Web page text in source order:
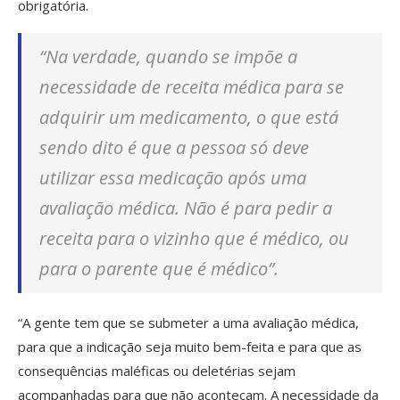
obrigatória.
“Na verdade, quando se impõe a
necessidade de receita médica para se
adquirir um medicamento, o que está
sendo dito é que a pessoa só deve
utilizar essa medicação após uma
avaliação médica. Não é para pedir a
receita para o vizinho que é médico, ou
para o parente que é médico”.
“A gente tem que se submeter a uma avaliação médica,
para que a indicação seja muito bem-feita e para que as
consequências maléficas ou deletérias sejam
acompanhadas para que não aconteçam. A necessidade da